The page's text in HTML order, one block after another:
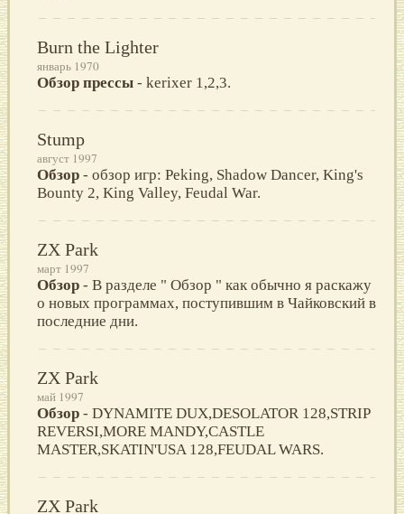
Burn the Lighter
январь 1970
Обзор прессы - kerixer 1,2,3.
Stump
август 1997
Обзор - обзор игр: Peking, Shadow Dancer, King's
Bounty 2, King Valley, Feudal War.
ZX Park
март 1997
Обзор - В разделе " Обзор " как обычно я раскажу
о новых программах, поступившим в Чайковский в
последние дни.
ZX Park
май 1997
Обзор - DYNAMITE DUX,DESOLATOR 128,STRIP
REVERSI,MORE MANDY,CASTLE
MASTER,SKATIN'USA 128,FEUDAL WARS.
ZX Park